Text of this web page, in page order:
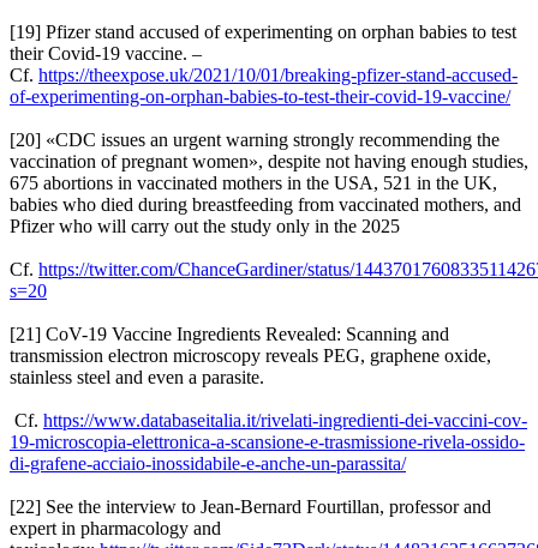
[19] Pfizer stand accused of experimenting on orphan babies to test
their Covid-19 vaccine. –
Cf. https://theexpose.uk/2021/10/01/breaking-pfizer-stand-accused-
of-experimenting-on-orphan-babies-to-test-their-covid-19-vaccine/
[20] «CDC issues an urgent warning strongly recommending the
vaccination of pregnant women», despite not having enough studies,
675 abortions in vaccinated mothers in the USA, 521 in the UK,
babies who died during breastfeeding from vaccinated mothers, and
Pfizer who will carry out the study only in the 2025
Cf. https://twitter.com/ChanceGardiner/status/
s=20
[21] CoV-19 Vaccine Ingredients Revealed: Scanning and
transmission electron microscopy reveals PEG, graphene oxide,
stainless steel and even a parasite.
Cf. https://www.databaseitalia.it/rivelati-ingredienti-dei-vaccini-cov-
19-microscopia-elettronica-a-scansione-e-trasmissione-rivela-ossido-
di-grafene-acciaio-inossidabile-e-anche-un-parassita/
[22] See the interview to Jean-Bernard Fourtillan, professor and
expert in pharmacology and